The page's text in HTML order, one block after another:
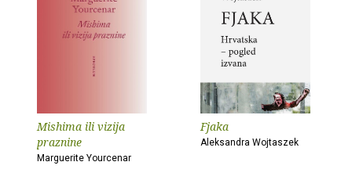
Mishima ili vizija
praznine
Marguerite Yourcenar
Fjaka
Aleksandra Wojtaszek